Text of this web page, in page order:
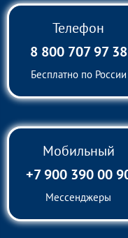
Телефон
8 800 707 97 38
Бесплатно по России
Мобильный
+7 900 390 00
Мессенджеры